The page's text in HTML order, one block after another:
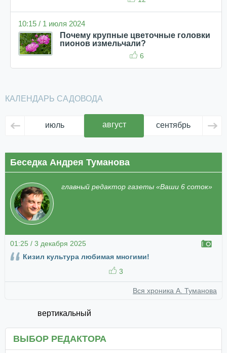
10:15 / 1 июля 2024
Почему крупные цветочные головки
пионов измельчали?
6
КАЛЕНДАРЬ САДОВОДА
июль август сентябрь
Беседка Андрея Туманова
главный редактор газеты «Ваши 6 соток»
01:25 / 3 декабря 2025
Кизил культура любимая многими!
3
Вся хроника А. Туманова
вертикальный
ВЫБОР РЕДАКТОРА